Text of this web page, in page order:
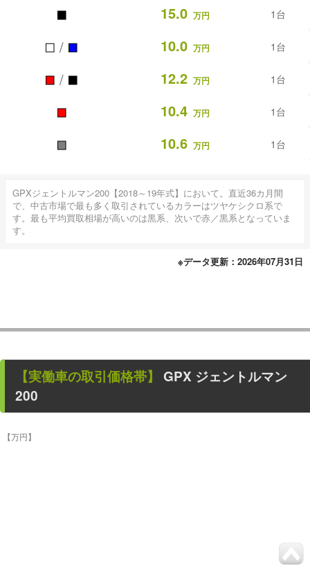
■ 15.0 万円 1台
■ / ■ 10.0 万円 1台
■ / ■ 12.2 万円 1台
■ 10.4 万円 1台
■ 10.6 万円 1台
GPXジェントルマン200【2018～19年式】において。直近36カ月間
で、中古市場で最も多く取引されているカラーはツヤケシクロ系で
す。最も平均買取相場が高いのは黒系、次いで赤／黒系となっていま
す。
※データ更新：2026年07月31日
【実働車の取引価格帯】 GPX ジェントルマン
200
【万円】